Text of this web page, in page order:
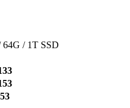
/ 1T SSD